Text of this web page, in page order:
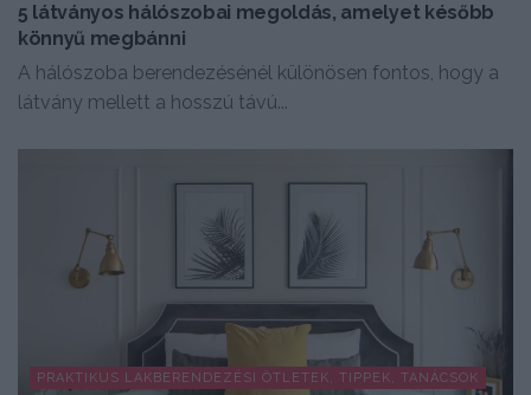
5 látványos hálószobai megoldás, amelyet később
könnyű megbánni
A hálószoba berendezésénél különösen fontos, hogy a
látvány mellett a hosszú távú...
PRAKTIKUS LAKBERENDEZÉSI ÖTLETEK, TIPPEK, TANÁCSOK